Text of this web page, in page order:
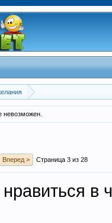
невозможен.
Вперед > Страница 3 из 28
в